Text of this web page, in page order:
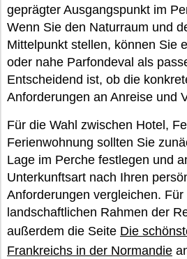
geprägter Ausgangspunkt im
Wenn Sie den Naturraum und
Mittelpunkt stellen, können Sie
oder nahe Parfondeval als
Entscheidend ist, ob die
Anforderungen an Anreise und
Für die Wahl zwischen Hotel,
Ferienwohnung sollten Sie
Lage im Perche festlegen und
Unterkunftsart nach Ihren
Anforderungen vergleichen.
landschaftlichen Rahmen der
außerdem die Seite Die
Frankreichs in der Normandie